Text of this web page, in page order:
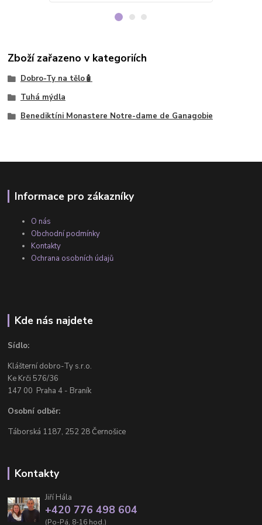
Zboží zařazeno v kategoriích
Dobro-Ty na tělo🧴
Tuhá mýdla
Benediktíni Monastere Notre-dame de Ganagobie
Informace pro zákazníky
O nás
Obchodní podmínky
Kontakty
Ochrana osobních údajů
Kde nás najdete
Sídlo:
Klášterní dobro-Ty s.r.o.
Ke Krči 576/36
147 00 Praha 4 - Braník
Osobní odběr:
Táborská 1187, 252 28 Černošice
Kontakty
Jiří Hála
+420 776 498 604
(Po-Pá, 8-16 hod.)